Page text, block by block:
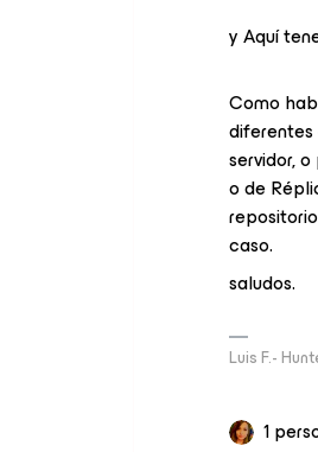
y Aquí
Como
diferentes
servidor,
o de
caso.
saludos.
Luis F.-
1